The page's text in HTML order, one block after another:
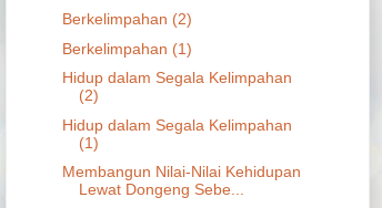
Berkelimpahan (2)
Berkelimpahan (1)
Hidup dalam Segala Kelimpahan
(2)
Hidup dalam Segala Kelimpahan
(1)
Membangun Nilai-Nilai Kehidupan
Lewat Dongeng Sebe...